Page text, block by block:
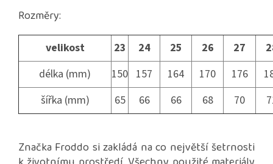
Rozměry:
velikost 23 24 25 26 27
délka (mm)
150 157 164 170 176
šířka (mm)
65 66 66 68 70
Značka Froddo si zakládá na co největší šetrnosti